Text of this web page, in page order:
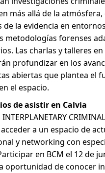
más allá de la atmósfera,
de la evidencia en
metodologías forenses
Las charlas y talleres en
profundizar en los
abiertas que plantea el
el espacio.
de asistir en Calvia
a un espacio de
y networking con
en BCM el 12 de
oportunidad de conocer